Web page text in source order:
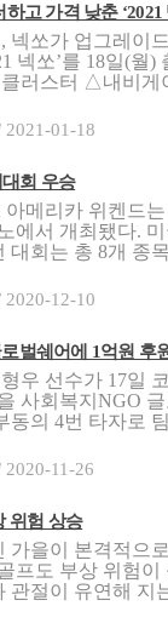
고 가격 낮춘 ‘2021
넥쏘가 업그레이
넥쏘’를 18일(월
러스터 △내비게
2021-01-18
회 우승
메리카 위켄드
에서 개최됐다.
대회는 총 8개 종
2020-12-10
벌쉐어에 1억원 후
우 선수가 17일
사회복지NGO
동의 4번 타자로
11-26
위험 상승
가을이 본격적으
프도 부상 위험이
관절이 유연해 지